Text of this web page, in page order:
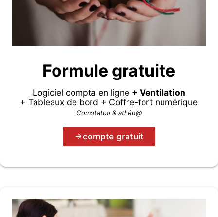
Formule gratuite
Logiciel compta en ligne + Ventilation
+ Tableaux de bord + Coffre-fort numérique
Comptatoo & athén@
compte gratuit